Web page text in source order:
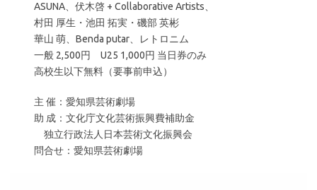
ASUNA、伏木啓 + Collaborative Artists、
村田 厚生・池田 拓実・磯部 英彬
華山 萌、Benda putar、レトロニム
一般 2,500円 U25 1,000円 当日券のみ
高校生以下無料（要事前申込）
主 催：愛知県芸術劇場
助 成：文化庁文化芸術振興費補助金
独立行政法人日本芸術文化振興会
問合せ：愛知県芸術劇場